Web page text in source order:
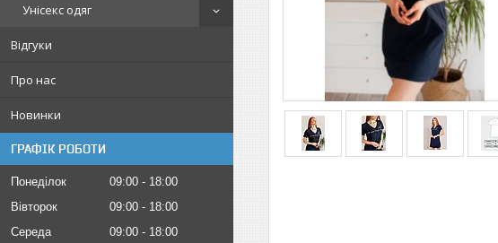
Унісекс одяг
Відгуки
Про нас
Новинки
ГРАФІК РОБОТИ
Понеділок 09:00
18:00
Вівторок
09:00
18:00
Середа
09:00
18:00